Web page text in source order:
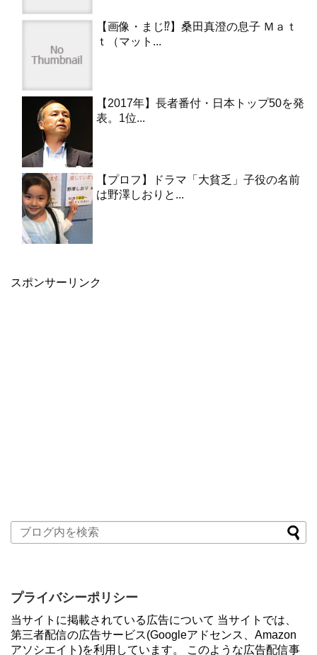
【画像・まじ⁉︎】桑田真澄の息子 Ｍａｔ
ｔ（マット...
【2017年】長者番付・日本トップ50を発
表。1位...
【プロフ】ドラマ「大貧乏」子役の名前
は野澤しおりと...
スポンサーリンク
プライバシーポリシー
当サイトに掲載されている広告について 当サイトでは、
第三者配信の広告サービス(Googleアドセンス、Amazon
アソシエイト)を利用しています。 このような広告配信事